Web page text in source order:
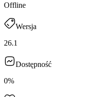
Offline
Wersja
26.1
Dostępność
0%